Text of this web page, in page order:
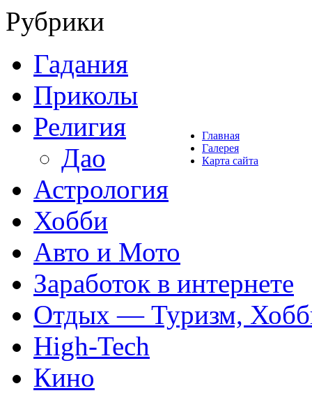
Главная
Галерея
Карта сайта
Рубрики
Гадания
Приколы
Религия
Дао
Астрология
Хобби
Авто и Мото
Заработок в интернете
Отдых — Туризм,
High-Tech
Кино